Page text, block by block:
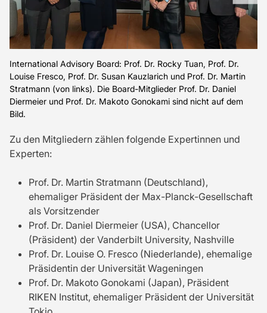
International Advisory Board: Prof. Dr. Rocky Tuan, Prof. Dr.
Louise Fresco, Prof. Dr. Susan Kauzlarich und Prof. Dr. Martin
Stratmann (von links). Die Board-Mitglieder Prof. Dr. Daniel
Diermeier und Prof. Dr. Makoto Gonokami sind nicht auf dem
Bild.
Zu den Mitgliedern zählen folgende Expertinnen und
Experten:
Prof. Dr. Martin Stratmann (Deutschland),
ehemaliger Präsident der Max-Planck-Gesellschaft
als Vorsitzender
Prof. Dr. Daniel Diermeier (USA), Chancellor
(Präsident) der Vanderbilt University, Nashville
Prof. Dr. Louise O. Fresco (Niederlande), ehemalige
Präsidentin der Universität Wageningen
Prof. Dr. Makoto Gonokami (Japan), Präsident
RIKEN Institut, ehemaliger Präsident der Universität